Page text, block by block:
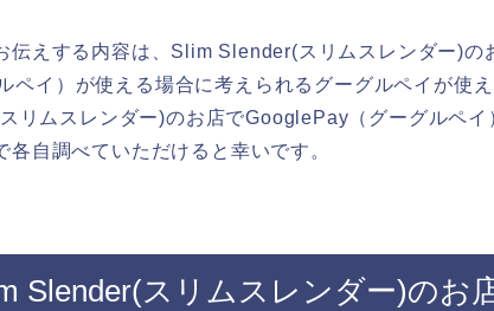
伝えする内容は、Slim Slender(スリムスレンダー)の
ペイ）が使える場合に考えられるグーグルペイが使え
リムスレンダー)のお店でGooglePay（グーグルペイ
各自調べていただけると幸いです。
Slender(スリムスレンダー)のお